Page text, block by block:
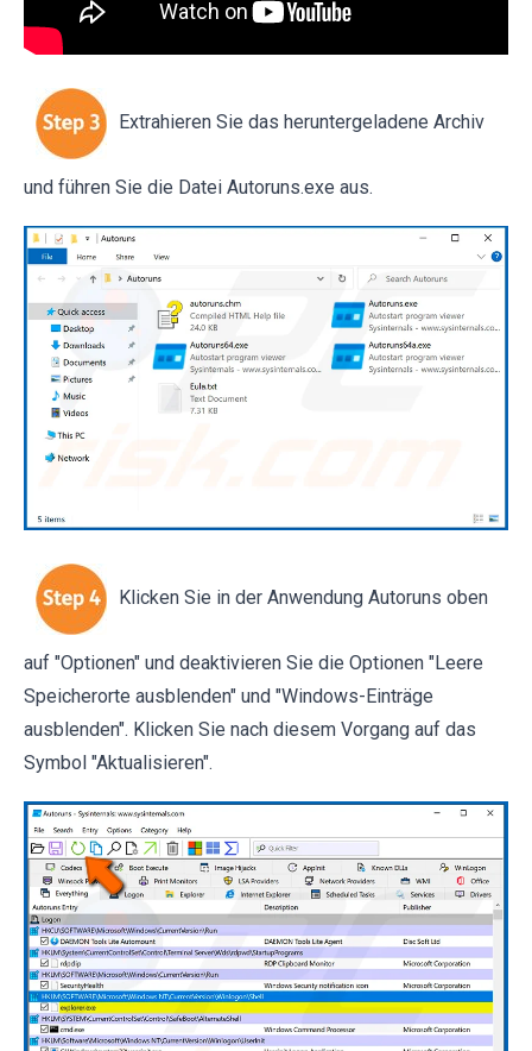
Extrahieren Sie das heruntergeladene Archiv
und führen Sie die Datei Autoruns.exe aus.
Klicken Sie in der Anwendung Autoruns oben
auf "Optionen" und deaktivieren Sie die Optionen "Leere
Speicherorte ausblenden" und "Windows-Einträge
ausblenden". Klicken Sie nach diesem Vorgang auf das
Symbol "Aktualisieren".